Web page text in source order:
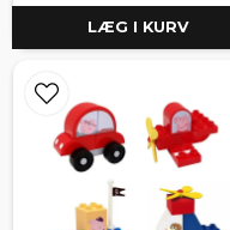
LÆG I KURV